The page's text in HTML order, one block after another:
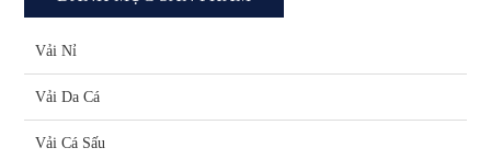
Vải Nỉ
Vải Da Cá
Vải Cá Sấu